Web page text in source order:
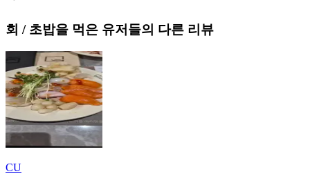
회 / 초밥을 먹은 유저들의 다른 리뷰
CU